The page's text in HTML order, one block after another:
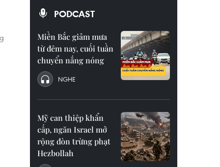
PODCAST
Miền Bắc giảm mưa
từ đêm nay, cuối tuần
chuyển nắng nóng
NGHE
Mỹ can thiệp khẩn
cấp, ngăn Israel mở
rộng đòn trừng phạt
Hezbollah